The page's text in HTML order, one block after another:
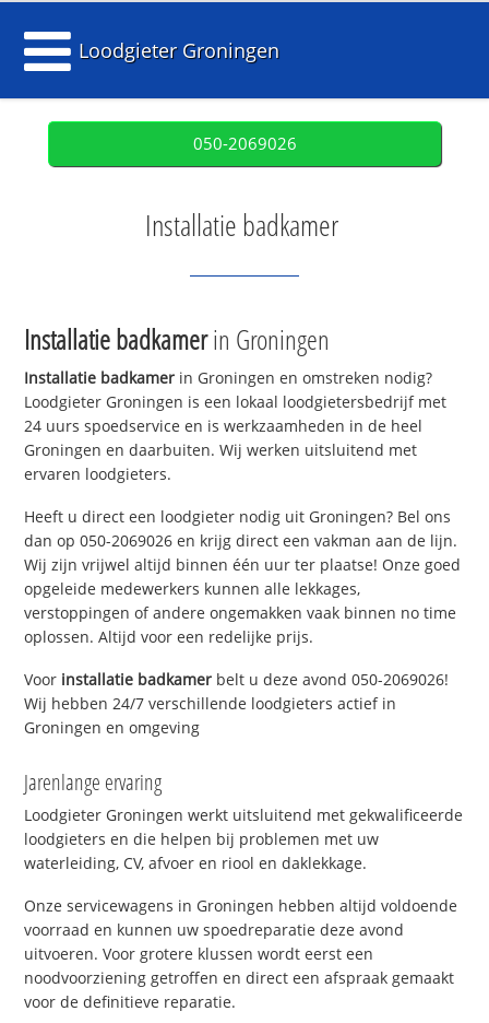
Loodgieter Groningen
050-2069026
Installatie badkamer
Installatie badkamerin Groningen
Installatie badkamer in Groningen en omstreken nodig?
Loodgieter Groningen is een lokaal loodgietersbedrijf met
24 uurs spoedservice en is werkzaamheden in de heel
Groningen en daarbuiten. Wij werken uitsluitend met
ervaren loodgieters.
Heeft u direct een loodgieter nodig uit Groningen? Bel ons
dan op 050-2069026 en krijg direct een vakman aan de lijn.
Wij zijn vrijwel altijd binnen één uur ter plaatse! Onze goed
opgeleide medewerkers kunnen alle lekkages,
verstoppingen of andere ongemakken vaak binnen no time
oplossen. Altijd voor een redelijke prijs.
Voor installatie badkamer belt u deze avond 050-2069026!
Wij hebben 24/7 verschillende loodgieters actief in
Groningen en omgeving
Jarenlange ervaring
Loodgieter Groningen werkt uitsluitend met gekwalificeerde
loodgieters en die helpen bij problemen met uw
waterleiding, CV, afvoer en riool en daklekkage.
Onze servicewagens in Groningen hebben altijd voldoende
voorraad en kunnen uw spoedreparatie deze avond
uitvoeren. Voor grotere klussen wordt eerst een
noodvoorziening getroffen en direct een afspraak gemaakt
voor de definitieve reparatie.